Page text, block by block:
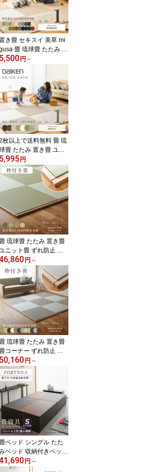
き畳 セキスイ 美草 mi
畳 琉球畳 たたみ 置
き畳 ユニット畳 樹脂製
日本製 【ホンカイ 1枚 樹
脂畳】 タタミ おすすめ
い 半畳 フローリング
販 新築 引越し 敷き物
産 丈夫 赤ちゃん マッ
リビング 和室 人気 ラ
ンキング 安心安全
5,500円 ～
枚以上で送料無料 畳 琉
畳 たたみ 置き畳 ユニ
ット畳 和紙製畳 82cm×8
2cm 1枚 単品 日本製
メディア82cm 和紙畳
銀白カラー】 ダイケン
健やかたたみおもて タタ
縁なし畳 フローリン
グの上 小上がり 国産 赤
ゃん マット リビング
室 おしゃれ おすすめ
5,995円
琉球畳 たたみ 置き畳
ユニット畳 ずれ防止 和
製畳 70cm 82cm 日本
製 【枠付き畳 プラス 6
/9枚 和紙畳】 タタミ
ダイケン 健やかたたみお
て ストッパー フロー
リングの上 小上がり 畳
コーナー 国産 赤ちゃん
マット リビング 和室 お
すすめ 畳固定 ストッパ
円 ～
琉球畳 たたみ 置き畳
コーナー ずれ防止 ユ
ニット畳 和紙製畳 70cm
日本製 【枠付き畳
フィラ 6枚/9枚 和紙畳 清
カラー】 ダイケン 健
やかたたみおもて タタミ
ストッパー フローリング
の上 小上がり 敷き物 国
産 赤ちゃん マット リビ
ング 和室 おすすめ
50,160円 ～
ベッド シングル たた
ベッド 収納付きベッド
上がりベッド 日本製
【フォルティナ】 タタミ
円 ～